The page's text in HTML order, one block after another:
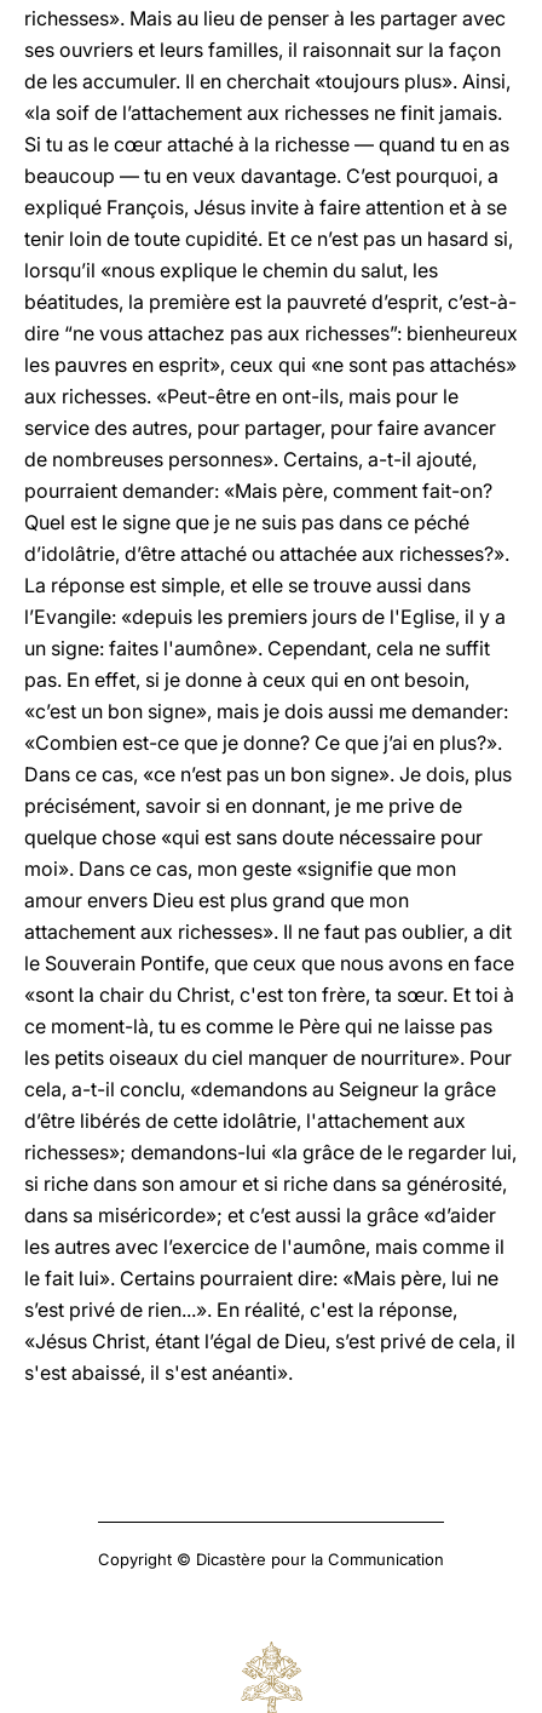
richesses». Mais au lieu de penser à les partager avec
ses ouvriers et leurs familles, il raisonnait sur la façon
de les accumuler. Il en cherchait «toujours plus». Ainsi,
«la soif de l’attachement aux richesses ne finit jamais.
Si tu as le cœur attaché à la richesse — quand tu en as
beaucoup — tu en veux davantage. C’est pourquoi, a
expliqué François, Jésus invite à faire attention et à se
tenir loin de toute cupidité. Et ce n’est pas un hasard si,
lorsqu’il «nous explique le chemin du salut, les
béatitudes, la première est la pauvreté d’esprit, c’est-à-
dire “ne vous attachez pas aux richesses”: bienheureux
les pauvres en esprit», ceux qui «ne sont pas attachés»
aux richesses. «Peut-être en ont-ils, mais pour le
service des autres, pour partager, pour faire avancer
de nombreuses personnes». Certains, a-t-il ajouté,
pourraient demander: «Mais père, comment fait-on?
Quel est le signe que je ne suis pas dans ce péché
d’idolâtrie, d’être attaché ou attachée aux richesses?».
La réponse est simple, et elle se trouve aussi dans
l’Evangile: «depuis les premiers jours de l'Eglise, il y a
un signe: faites l'aumône». Cependant, cela ne suffit
pas. En effet, si je donne à ceux qui en ont besoin,
«c’est un bon signe», mais je dois aussi me demander:
«Combien est-ce que je donne? Ce que j’ai en plus?».
Dans ce cas, «ce n’est pas un bon signe». Je dois, plus
précisément, savoir si en donnant, je me prive de
quelque chose «qui est sans doute nécessaire pour
moi». Dans ce cas, mon geste «signifie que mon
amour envers Dieu est plus grand que mon
attachement aux richesses». Il ne faut pas oublier, a dit
le Souverain Pontife, que ceux que nous avons en face
«sont la chair du Christ, c'est ton frère, ta sœur. Et toi à
ce moment-là, tu es comme le Père qui ne laisse pas
les petits oiseaux du ciel manquer de nourriture». Pour
cela, a-t-il conclu, «demandons au Seigneur la grâce
d’être libérés de cette idolâtrie, l'attachement aux
richesses»; demandons-lui «la grâce de le regarder lui,
si riche dans son amour et si riche dans sa générosité,
dans sa miséricorde»; et c’est aussi la grâce «d’aider
les autres avec l’exercice de l'aumône, mais comme il
le fait lui». Certains pourraient dire: «Mais père, lui ne
s’est privé de rien...». En réalité, c'est la réponse,
«Jésus Christ, étant l’égal de Dieu, s’est privé de cela, il
s'est abaissé, il s'est anéanti».
Copyright © Dicastère pour la Communication